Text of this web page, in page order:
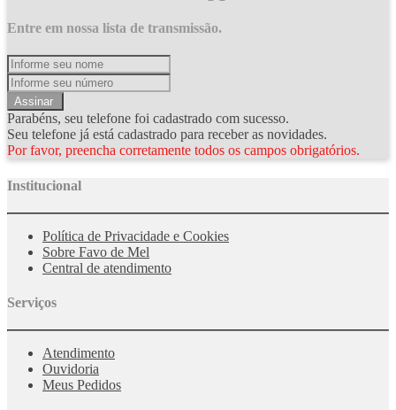
Entre em nossa lista de transmissão.
Assinar
Parabéns, seu telefone foi cadastrado com sucesso.
Seu telefone já está cadastrado para receber as novidades.
Por favor, preencha corretamente todos os campos obrigatórios.
Institucional
Política de Privacidade e Cookies
Sobre Favo de Mel
Central de atendimento
Serviços
Atendimento
Ouvidoria
Meus Pedidos